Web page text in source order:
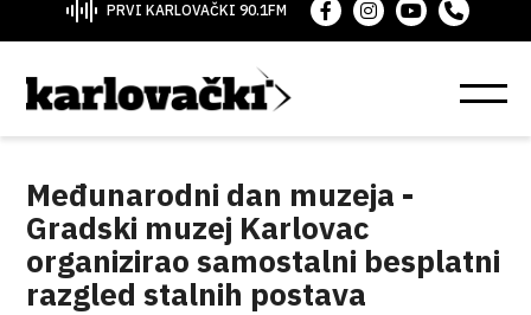
PRVI KARLOVAČKI 90.1FM
Međunarodni dan muzeja -
Gradski muzej Karlovac
organizirao samostalni besplatni
razgled stalnih postava